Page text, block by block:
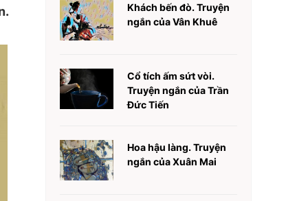
Khách bến đò. Truyện
ngắn của Vân Khuê
Cổ tích ấm sứt vòi.
Truyện ngắn của Trần
Đức Tiến
Hoa hậu làng. Truyện
ngắn của Xuân Mai